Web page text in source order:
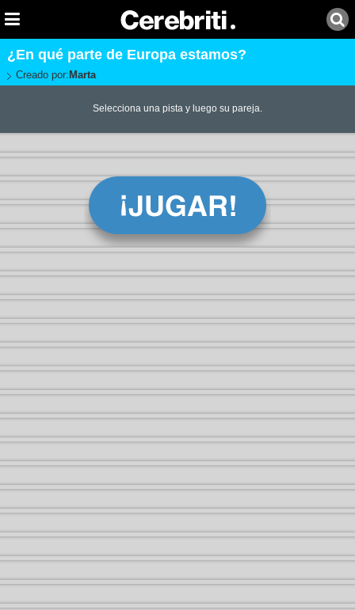
¿En qué parte de Europa estamos?
Creado por: Marta
Selecciona una pista y luego su pareja.